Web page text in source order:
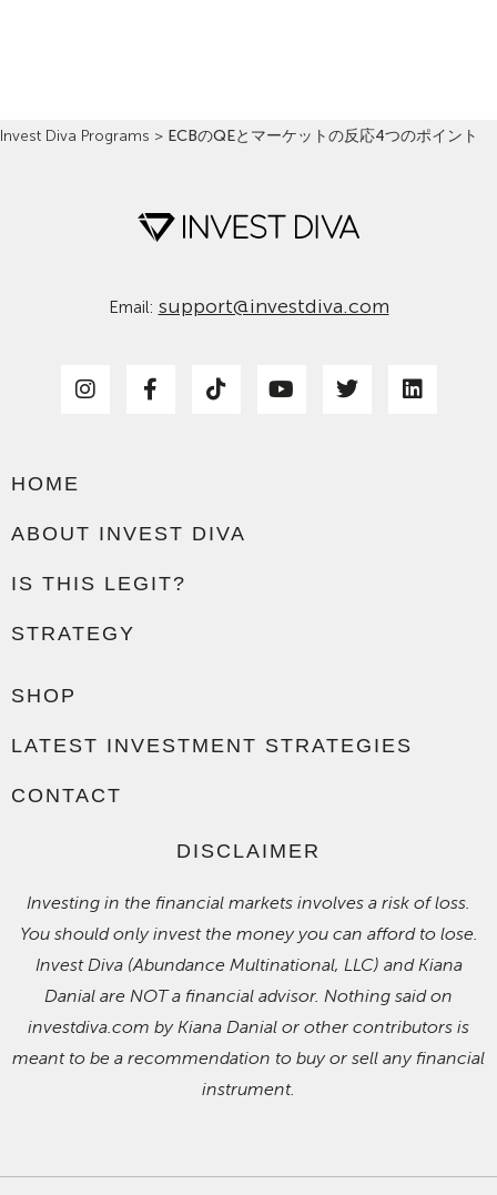
Invest Diva Programs > ECBのQEとマーケットの反応4つのポイント
Email: support@investdiva.com
HOME
ABOUT INVEST DIVA
IS THIS LEGIT?
STRATEGY
SHOP
LATEST INVESTMENT STRATEGIES
CONTACT
DISCLAIMER
Investing in the financial markets involves a risk of loss.
You should only invest the money you can afford to lose.
Invest Diva (Abundance Multinational, LLC) and Kiana
Danial are NOT a financial advisor. Nothing said on
investdiva.com by Kiana Danial or other contributors is
meant to be a recommendation to buy or sell any financial
instrument.